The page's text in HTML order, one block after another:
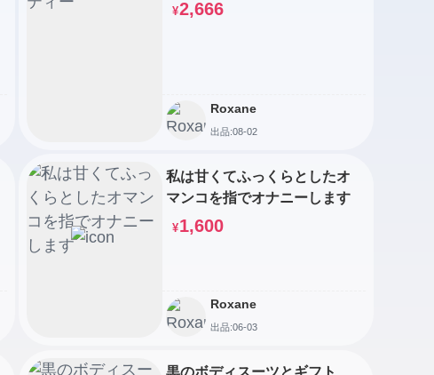
¥2,666
Roxane
出品:08-02
私は甘くてふっくらとしたオ
マンコを指でオナニーします
¥1,600
Roxane
出品:06-03
黒のボディスーツとギフト